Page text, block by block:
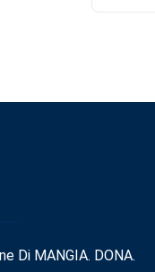
Di MANGIA. DONA.